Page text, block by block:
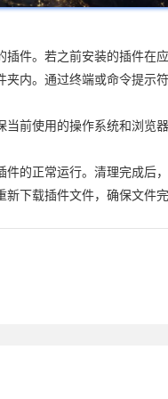
件。若之前安装的插件在
内。通过终端或命令提
当前使用的操作系统和浏览
的正常运行。清理完成后
下载插件文件，确保文件完